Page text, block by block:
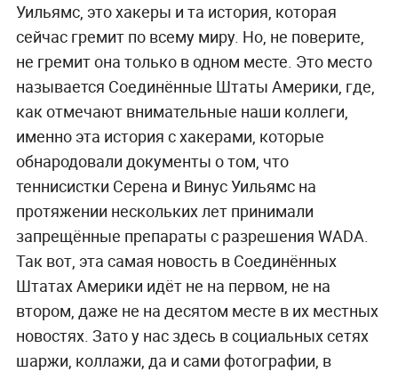
Уильямс, это хакеры и та история, которая
сейчас гремит по всему миру. Но, не поверите,
не гремит она только в одном месте. Это место
называется Соединённые Штаты Америки, где,
как отмечают внимательные наши коллеги,
именно эта история с хакерами, которые
обнародовали документы о том, что
теннисистки Серена и Винус Уильямс на
протяжении нескольких лет принимали
запрещённые препараты с разрешения WADA.
Так вот, эта самая новость в Соединённых
Штатах Америки идёт не на первом, не на
втором, даже не на десятом месте в их местных
новостях. Зато у нас здесь в социальных сетях
шаржи, коллажи, да и сами фотографии, в